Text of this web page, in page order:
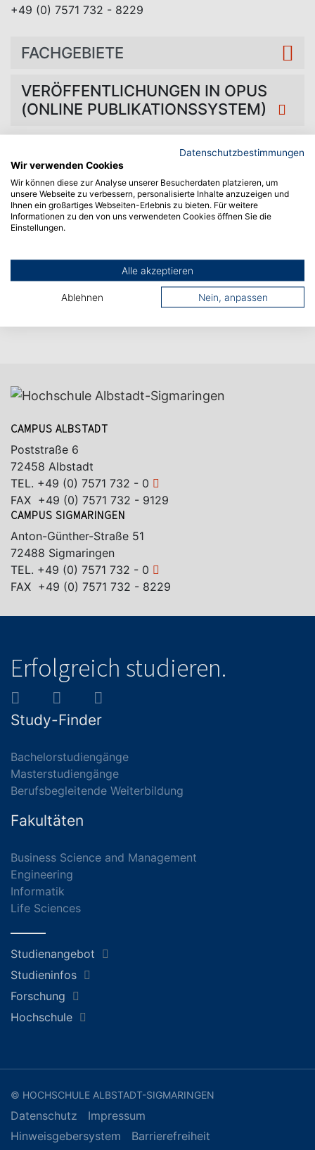
+49 (0) 7571 732 - 8229
FACHGEBIETE
VERÖFFENTLICHUNGEN IN OPUS
(ONLINE PUBLIKATIONSSYSTEM)
CAMPUS ALBSTADT
Poststraße 6
72458 Albstadt
TEL. +49 (0) 7571 732 - 0
FAX +49 (0) 7571 732 - 9129
CAMPUS SIGMARINGEN
Anton-Günther-Straße 51
72488 Sigmaringen
TEL. +49 (0) 7571 732 - 0
FAX +49 (0) 7571 732 - 8229
Erfolgreich studieren.
Study-Finder
Bachelorstudiengänge
Masterstudiengänge
Berufsbegleitende Weiterbildung
Fakultäten
Business Science and Management
Engineering
Informatik
Life Sciences
Studienangebot
Studieninfos
Forschung
Hochschule
© HOCHSCHULE ALBSTADT-SIGMARINGEN
Datenschutz
Impressum
Hinweisgebersystem
Barrierefreiheit
Datenschutzbestimmungen
Wir verwenden Cookies
Wir können diese zur Analyse unserer Besucherdaten platzieren, um
unsere Webseite zu verbessern, personalisierte Inhalte anzuzeigen und
Ihnen ein großartiges Webseiten-Erlebnis zu bieten. Für weitere
Informationen zu den von uns verwendeten Cookies öffnen Sie die
Einstellungen.
Alle akzeptieren
Ablehnen Nein, anpassen